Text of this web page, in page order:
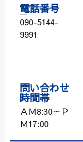
電話番号
090-5144-
9991
問い合わせ
時間帯
ＡＭ8:30～Ｐ
Ｍ17:00